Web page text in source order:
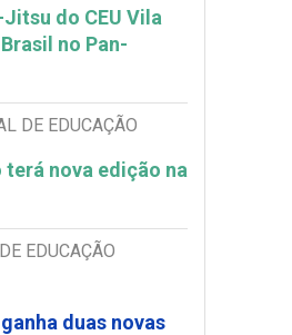
do CEU Vila
no Pan-
DE EDUCAÇÃO
nova edição na
EDUCAÇÃO
duas novas